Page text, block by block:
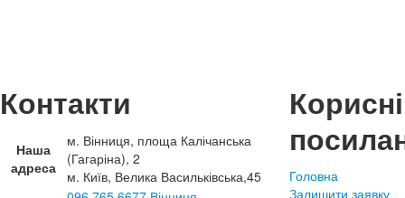
Контакти
Наша
адреса
м. Вінниця, площа Калічанська
(Гагаріна), 2
м. Київ, Велика Васильківська,45
Корисні
Головна
Залишити заявку